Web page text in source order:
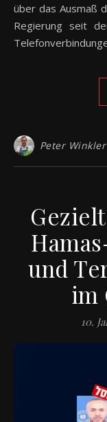
über das Ausmaß
Regierung seit
Peter Winkler
und
im
10.